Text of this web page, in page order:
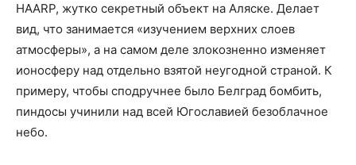
HAARP, жутко секретный объект на Аляске. Делает
вид, что занимается «изучением верхних слоев
атмосферы», а на самом деле злокозненно изменяет
ионосферу над отдельно взятой неугодной страной. К
примеру, чтобы сподручнее было Белград бомбить,
пиндосы учинили над всей Югославией безоблачное
небо.